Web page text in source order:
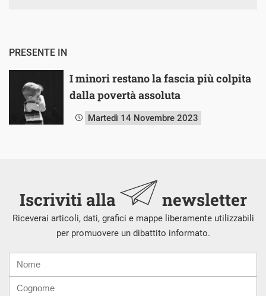
PRESENTE IN
I minori restano la fascia più colpita
dalla povertà assoluta
Martedì 14 Novembre 2023
Iscriviti alla newsletter
Riceverai articoli, dati, grafici e mappe liberamente utilizzabili
per promuovere un dibattito informato.
mail